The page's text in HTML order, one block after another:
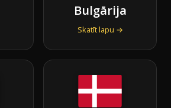
Bulgārija
Skatīt lapu →